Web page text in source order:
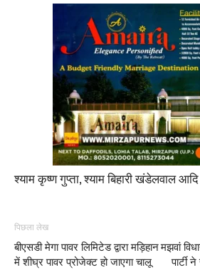
श्याम कृष्ण गुप्ता, श्याम बिहारी खंडेलवाल
पिछला लेख
बीएसडी मेगा पावर लिमिटेड द्वारा मड़िहान
में शीघ्र पावर प्रोजेक्ट हो जाएगा चालू
मझवां
पार्टी